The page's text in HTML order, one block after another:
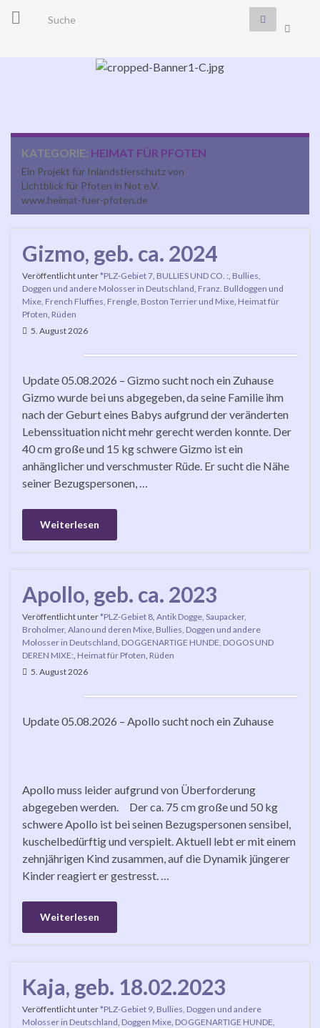
Search for:
KATEGORIE: HEIMAT FÜR PFOTEN
Ein Projekt für Inlandstierschutz von
Lichtblick für Pfoten in Not e.V.
www.heimat-fuer-pfoten.de
Gizmo, geb. ca. 2024
Veröffentlicht unter*PLZ-Gebiet 7 BULLIES UND CO. : Bullies,
Doggen und andere Molosser in Deutschland Franz. Bulldoggen und
Mixe, French Fluffies, Frengle, Boston Terrier und Mixe Heimat für
Pfoten Rüden
5. August 2026
Update 05.08.2026 – Gizmo sucht noch ein Zuhause
Gizmo wurde bei uns abgegeben, da seine Familie ihm
nach der Geburt eines Babys aufgrund der veränderten
Lebenssituation nicht mehr gerecht werden konnte. Der
40 cm große und 15 kg schwere Gizmo ist ein
anhänglicher und verschmuster Rüde. Er sucht die Nähe
seiner Bezugspersonen, …
Weiterlesen
Apollo, geb. ca. 2023
Veröffentlicht unter*PLZ-Gebiet 8 Antik Dogge, Saupacker,
Broholmer, Alano und deren Mixe Bullies, Doggen und andere
Molosser in Deutschland DOGGENARTIGE HUNDE, DOGOS UND
DEREN MIXE: Heimat für Pfoten Rüden
5. August 2026
Update 05.08.2026 – Apollo sucht noch ein Zuhause
Apollo muss leider aufgrund von Überforderung
abgegeben werden. Der ca. 75 cm große und 50 kg
schwere Apollo ist bei seinen Bezugspersonen sensibel,
kuschelbedürftig und verspielt. Aktuell lebt er mit einem
zehnjährigen Kind zusammen, auf die Dynamik jüngerer
Kinder reagiert er gestresst. …
Weiterlesen
Kaja, geb. 18.02.2023
Veröffentlicht unter*PLZ-Gebiet 9 Bullies, Doggen und andere
Molosser in Deutschland Doggen Mixe DOGGENARTIGE HUNDE,